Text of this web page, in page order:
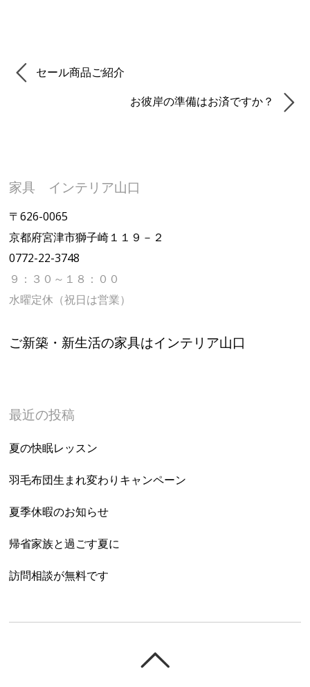
セール商品ご紹介
お彼岸の準備はお済ですか？
家具 インテリア山口
〒626-0065
京都府宮津市獅子崎１１９－２
0772-22-3748
９：３０～１８：００
水曜定休（祝日は営業）
ご新築・新生活の家具はインテリア山口
最近の投稿
夏の快眠レッスン
羽毛布団生まれ変わりキャンペーン
夏季休暇のお知らせ
帰省家族と過ごす夏に
訪問相談が無料です